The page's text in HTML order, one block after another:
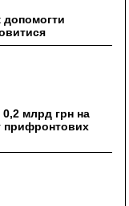
допомогти
млрд грн на
прифронтових